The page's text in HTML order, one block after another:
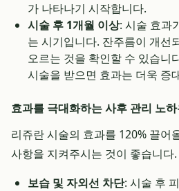
가 나타나기 시작합니다.
시술 후 1개월 이상: 시술 효과
는 시기입니다. 잔주름이 개선
오르는 것을 확인할 수 있습니
시술을 받으면 효과는 더욱 증
효과를 극대화하는 사후 관리 노
리쥬란 시술의 효과를 120% 끌어
사항을 지켜주시는 것이 좋습니다.
보습 및 자외선 차단: 시술 후